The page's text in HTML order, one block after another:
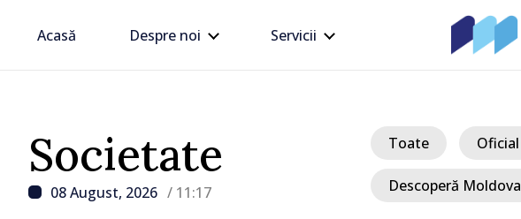
Acasă Despre noi Servicii
Societate
08 August, 2026 / 11:17
Toate Oficial
Descoperă Moldova